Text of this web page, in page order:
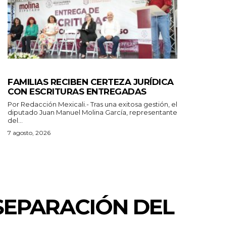
FAMILIAS RECIBEN CERTEZA JURÍDICA
CON ESCRITURAS ENTREGADAS
Por Redacción Mexicali.- Tras una exitosa gestión, el
diputado Juan Manuel Molina García, representante
del...
7 agosto, 2026